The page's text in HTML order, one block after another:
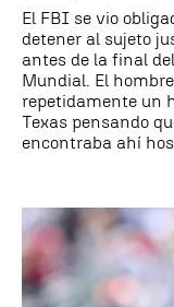
El FBI se vio
detener al sujeto
antes de la final del
Mundial. El
repetidamente un
Texas pensando
encontraba ahí